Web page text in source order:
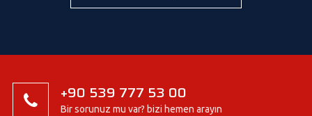
+90 539 777 53 00
Bir sorunuz mu var? bizi hemen arayın